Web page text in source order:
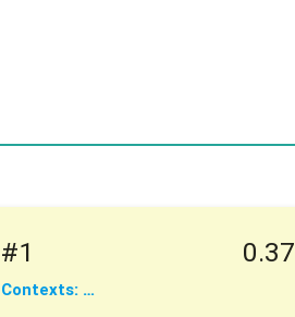
#1 0.37
Contexts: …